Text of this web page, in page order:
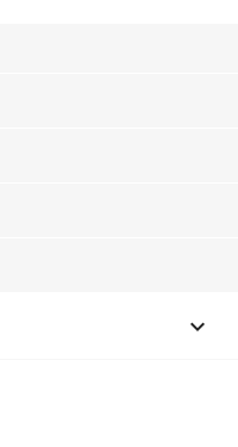
keyboard_arrow_down